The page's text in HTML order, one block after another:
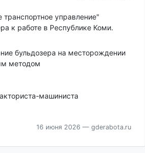
управление"
к работе в Республике Коми.
бульдозера на месторождении
методом
машиниста
16 июня 2026 — gderabota.ru